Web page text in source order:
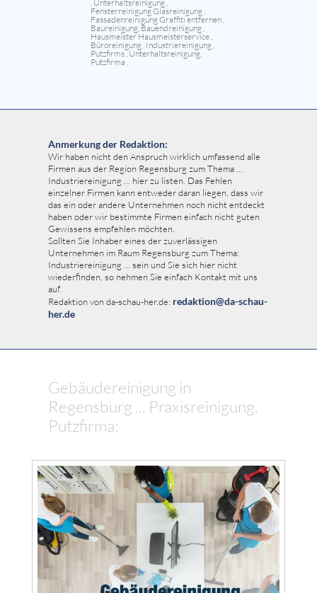
, Unterhaltsreinigung ,
Fensterreinigung Glasreinigung ,
Fassadenreinigung Graffiti entfernen ,
Baureinigung, Bauendreinigung ,
Hausmeister Hausmeisterservice ,
Büroreinigung , Industriereinigung ,
Putzfirms , Unterhaltsreinigung,
Putzfirma ,
Anmerkung der Redaktion:
Wir haben nicht den Anspruch wirklich umfassend alle
Firmen aus der Region Regensburg zum Thema ...
Industriereinigung ... hier zu listen. Das Fehlen
einzelner Firmen kann entweder daran liegen, dass wir
das ein oder andere Unternehmen noch nicht entdeckt
haben oder wir bestimmte Firmen einfach nicht guten
Gewissens empfehlen möchten.
Sollten Sie Inhaber eines der zuverlässigen
Unternehmen im Raum Regensburg zum Thema:
Industriereinigung ... sein und Sie sich hier nicht
wiederfinden, so nehmen Sie einfach Kontakt mit uns
auf.
Redaktion von da-schau-her.de: redaktion@da-schau-
her.de
Gebäudereinigung in
Regensburg ... Praxisreinigung,
Putzfirma: